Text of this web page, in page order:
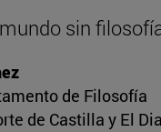
sin
de Filosofía
de Castilla y El